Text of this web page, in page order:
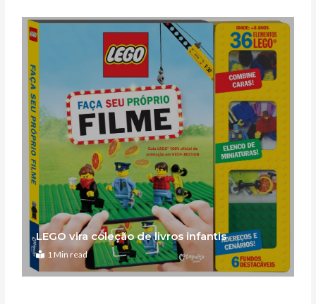
LEGO vira coleção de livros infantis
1 Min read